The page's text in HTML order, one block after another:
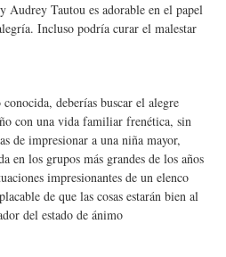
Audrey Tautou es adorable en el papel
Incluso podría curar el malestar
deberías buscar el alegre
con una vida familiar frenética, sin
de impresionar a una niña mayor,
en los grupos más grandes de los años
impresionantes de un elenco
de que las cosas estarán bien al
del estado de ánimo